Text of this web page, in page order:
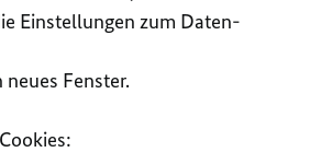
Einstellungen zum Daten-
Fenster.